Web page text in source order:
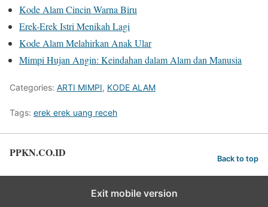
Kode Alam Cincin Warna Biru
Erek-Erek Istri Menikah Lagi
Kode Alam Melahirkan Anak Ular
Mimpi Hujan Angin: Keindahan dalam Alam dan Manusia
Categories: ARTI MIMPI, KODE ALAM
Tags: erek erek uang receh
PPKN.CO.ID Back to top
Exit mobile version